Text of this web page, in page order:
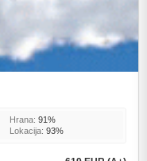
Hrana: 91%
Lokacija: 93%